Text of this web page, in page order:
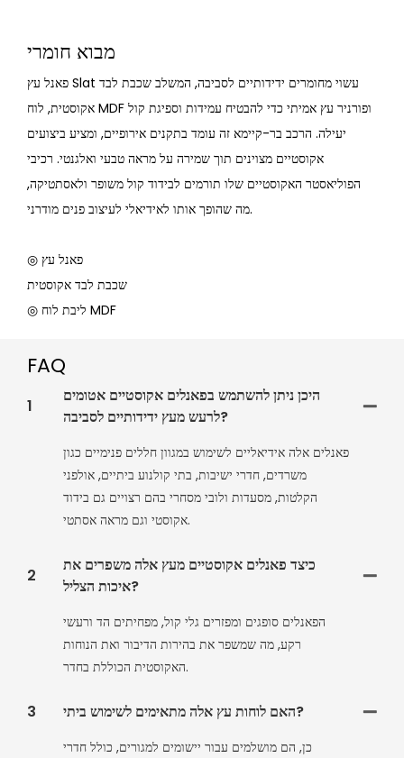
מבוא חומרי
פאנל עץ Slat עשוי מחומרים ידידותיים לסביבה, המשלב שכבת לבד
אקוסטית, לוח MDF ופורניר עץ אמיתי כדי להבטיח עמידות וספיגת קול
יעילה. הרכב בר-קיימא זה עומד בתקנים אירופיים, ומציע ביצועים
אקוסטיים מצוינים תוך שמירה על מראה טבעי ואלגנטי. רכיבי
הפוליאסטר האקוסטיים שלו תורמים לבידוד קול משופר ולאסתטיקה,
מה שהופך אותו לאידיאלי לעיצוב פנים מודרני.
◎ פאנל עץ
שכבת לבד אקוסטית
◎ ליבת לוח MDF
FAQ
1
היכן ניתן להשתמש בפאנלים אקוסטיים אטומים
לרעש מעץ ידידותיים לסביבה?
פאנלים אלה אידיאליים לשימוש במגוון חללים פנימיים כגון
משרדים, חדרי ישיבות, בתי קולנוע ביתיים, אולפני
הקלטות, מסעדות ולובי מסחרי בהם רצויים גם בידוד
אקוסטי וגם מראה אסתטי.
2
כיצד פאנלים אקוסטיים מעץ אלה משפרים את
איכות הצליל?
הפאנלים סופגים ומפזרים גלי קול, מפחיתים הד ורעשי
רקע, מה שמשפר את בהירות הדיבור ואת הנוחות
האקוסטית הכוללת בחדר.
3 האם לוחות עץ אלה מתאימים לשימוש ביתי?
כן, הם מושלמים עבור יישומים למגורים, כולל חדרי